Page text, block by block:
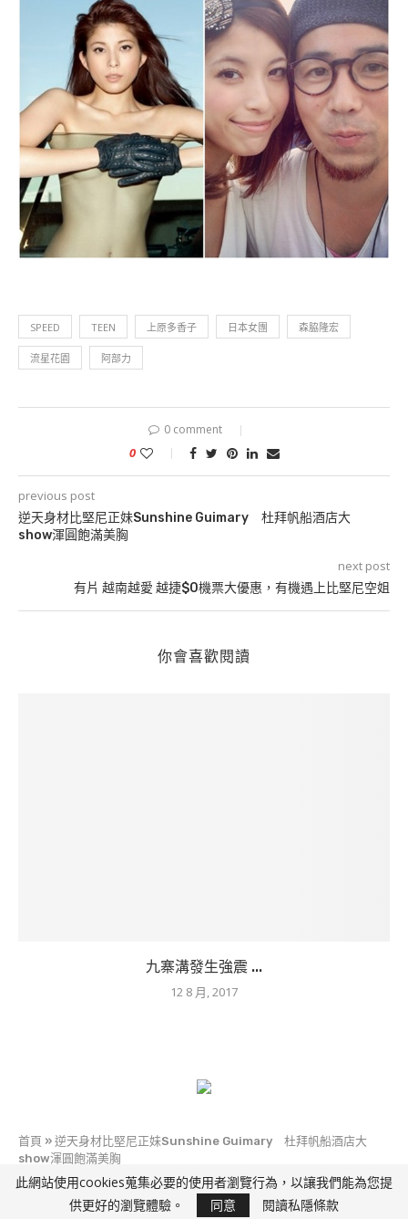
SPEED TEEN 上原多香子 日本女團 森脇隆宏
流星花園 阿部力
0 comment
0
previous post
逆天身材比堅尼正妹Sunshine Guimary 杜拜帆船酒店大
show渾圓飽滿美胸
next post
有片 越南越愛 越捷$0機票大優惠，有機遇上比堅尼空姐
你會喜歡閱讀
九寨溝發生強震 ...
12 8 月, 2017
首頁 » 逆天身材比堅尼正妹Sunshine Guimary 杜拜帆船酒店大
show渾圓飽滿美胸
此網站使用cookies蒐集必要的使用者瀏覽行為，以讓我們能為您提
供更好的瀏覽體驗。
同意 閱讀私隱條款